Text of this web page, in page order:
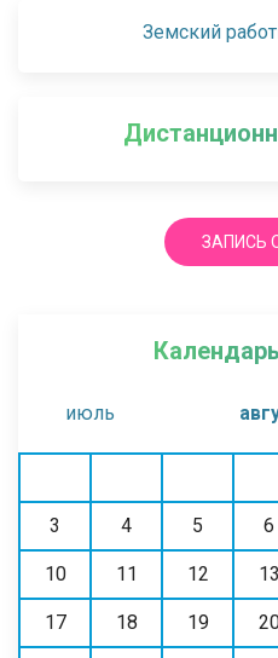
Земский
ЗАПИСЬ
июль
3 4 5 6
10 11 12 13
17 18 19